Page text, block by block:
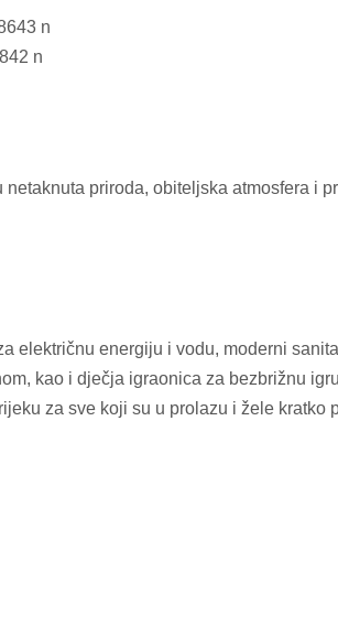
priroda, obiteljska atmosfera
električnu energiju i vodu, moderni
kao i dječja igraonica za bezbrižnu
za sve koji su u prolazu i žele kratko